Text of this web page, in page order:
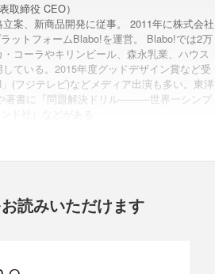
取締役 CEO）
案、新商品開発に従事。 2011年に株式会社
ットフォームBlabo!を運営。 Blabo!では2万
コーラやキリンビール、森永乳業、ハウス
ている。2015年度グッドデザイン賞など受
(フジテレビ)などメディア出演も多い。東洋
著書に『問題解決ドリル―――世界一シンプ
読みいただけます